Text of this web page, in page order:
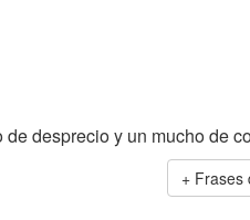
desprecio y un mucho de
Frases